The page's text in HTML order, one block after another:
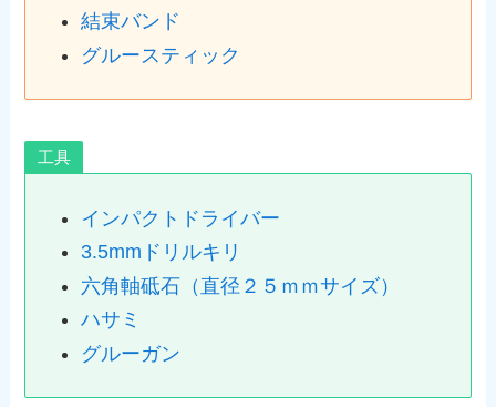
結束バンド
グルースティック
工具
インパクトドライバー
3.5mmドリルキリ
六角軸砥石（直径２５ｍｍサイズ）
ハサミ
グルーガン